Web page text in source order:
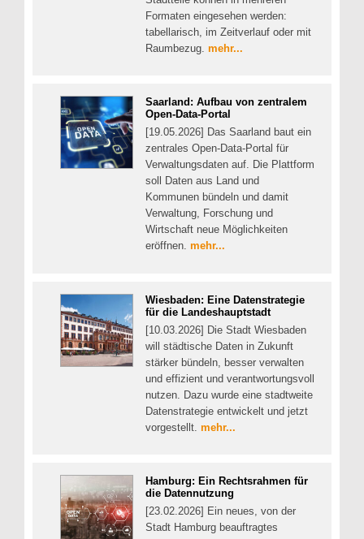
Formaten eingesehen werden:
tabellarisch, im Zeitverlauf oder mit
Raumbezug. mehr...
Saarland: Aufbau von zentralem
Open-Data-Portal
[19.05.2026] Das Saarland baut ein
zentrales Open-Data-Portal für
Verwaltungsdaten auf. Die Plattform
soll Daten aus Land und
Kommunen bündeln und damit
Verwaltung, Forschung und
Wirtschaft neue Möglichkeiten
eröffnen. mehr...
Wiesbaden: Eine Datenstrategie
für die Landeshauptstadt
[10.03.2026] Die Stadt Wiesbaden
will städtische Daten in Zukunft
stärker bündeln, besser verwalten
und effizient und verantwortungsvoll
nutzen. Dazu wurde eine stadtweite
Datenstrategie entwickelt und jetzt
vorgestellt. mehr...
Hamburg: Ein Rechtsrahmen für
die Datennutzung
[23.02.2026] Ein neues, von der
Stadt Hamburg beauftragtes